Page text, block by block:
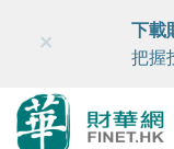
財華智庫網
×
下載
把握